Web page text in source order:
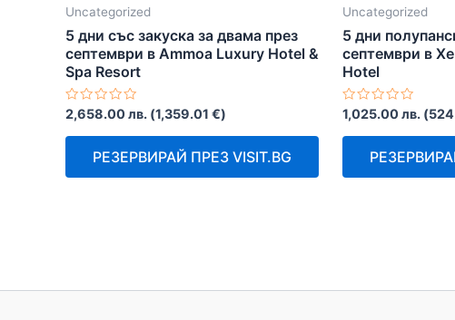
Uncategorized
5 дни със закуска за двама през
септември в Ammoa Luxury Hotel &
Spa Resort
Оценено
0
2,658.00лв. (1,359.01 €)
РЕЗЕРВИРАЙ ПРЕЗ VISIT.BG
Uncategorized
5 дни
септември в
Hotel
Оценено
с
0
1,025.00лв. (